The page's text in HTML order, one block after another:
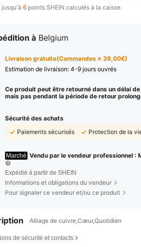
jusqu'à 6 points SHEIN calculés à la caisse.
à Belgium
Livraison gratuite(Commandes ≥ 39,00€)
Estimation de livraison: 4-9 jours ouvrés
Ce produit peut être retourné dans un délai de
mais pas pendant la période de retour
Sécurité des achats
Paiements sécurisés
Protection de la
Marché Vendu par le vendeur professionnel :
Expédié à partir de SHEIN
Informations et obligations du vendeur
Pour signaler ce vendeur et/ou ce produit
Alliage de cuivre,Cœur,Quotidien
de sécurité et contacts